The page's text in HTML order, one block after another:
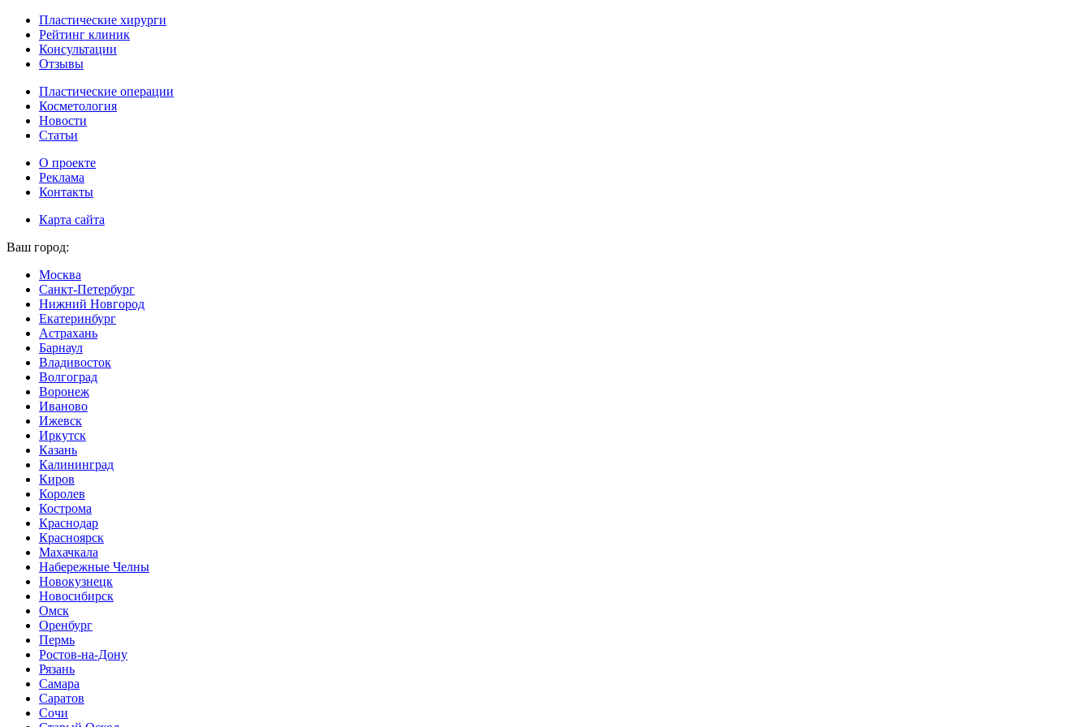
Пластические хирурги
Рейтинг клиник
Консультации
Отзывы
Пластические операции
Косметология
Новости
Статьи
О проекте
Реклама
Контакты
Карта сайта
Ваш город:
Москва
Санкт-Петербург
Нижний Новгород
Екатеринбург
Астрахань
Барнаул
Владивосток
Волгоград
Воронеж
Иваново
Ижевск
Иркутск
Казань
Калининград
Киров
Королев
Кострома
Краснодар
Красноярск
Махачкала
Набережные Челны
Новокузнецк
Новосибирск
Омск
Оренбург
Пермь
Ростов-на-Дону
Рязань
Самара
Саратов
Сочи